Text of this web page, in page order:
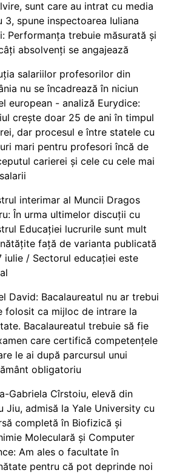
sunt care au intrat cu media
3, spune inspectoarea Iuliana
Performanța trebuie măsurată și
absolvenți se angajează
salariilor profesorilor din
nu se încadrează în niciun
european - analiză Eurydice:
crește doar 25 de ani în timpul
dar procesul e între statele cu
mari pentru profesori încă de
carierei și cele cu cele mai
interimar al Muncii Dragos
În urma ultimelor discuții cu
Educației lucrurile sunt mult
față de varianta publicată
iulie / Sectorul educației este
David: Bacalaureatul nu ar trebui
folosit ca mijloc de intrare la
Bacalaureatul trebuie să fie
care certifică competențele
le ai după parcursul unui
obligatoriu
Gabriela Cîrstoiu, elevă din
Jiu, admisă la Yale University cu
completă în Biofizică și
Moleculară și Computer
Am ales o facultate în
pentru că pot deprinde noi